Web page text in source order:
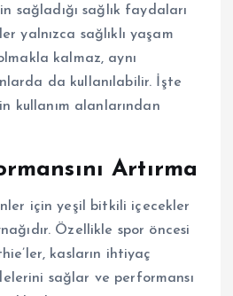
sağladığı sağlık faydaları
yalnızca sağlıklı yaşam
kalmaz, aynı
da kullanılabilir. İşte
kullanım alanlarından
Artırma
için yeşil bitkili içecekler
Özellikle spor öncesi
kasların ihtiyaç
sağlar ve performansı